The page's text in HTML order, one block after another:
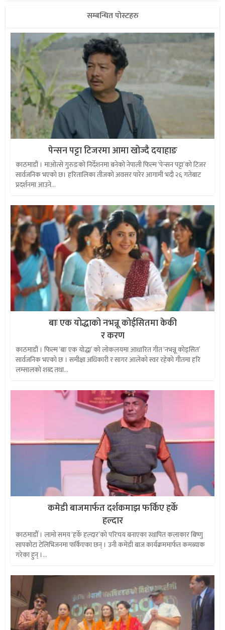
सम्बन्धित पोस्टहरु
पेन्सन पट्टा टिजरमा आमा खोज्दै दयाहाङ
काठमाडौं । माओत्से गुरुङको निर्देशनमा बनेको नेपाली फिल्म ‘पेन्सन पट्टा’को टिजर
सार्वजनिक भएको छ। हरितालिका तीजको अवसर पारेर आगामी भदौ २६ गतेबाट
प्रदर्शनमा आउने...
बाः एक योद्धाको नभन्नू कोईसितमा केकी
र करण
काठमाडौं । फिल्म ‘बाः एक योद्धा’ को लोकलयमा आधारित गीत ‘नभन्नू कोइसित’
सार्वजनिक भएको छ । समीक्षा अधिकारी र सागर आलेको स्वर रहेको गीतमा हरि
लम्सालको शब्द तथा...
कमेडी बाजमार्फत दर्शकमाझ फर्किए हर्के
हल्दार
काठमाडौँ । लामो समय ‘हर्के हल्दार’को परिचय बनाएका स्थापित कलाकार बिष्णु
सापकोटा टेलिभिजनमा फर्किएका छन् । उनी कमेडी बाज कार्यक्रममार्फत कमब्याक
गरेका हुन् ।...